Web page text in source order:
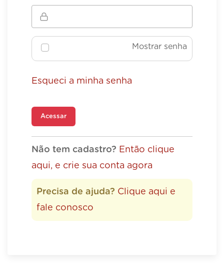
Mostrar senha
Esqueci a minha senha
Acessar
Não tem cadastro? Então clique
aqui, e crie sua conta agora
Precisa de ajuda? Clique aqui e
fale conosco